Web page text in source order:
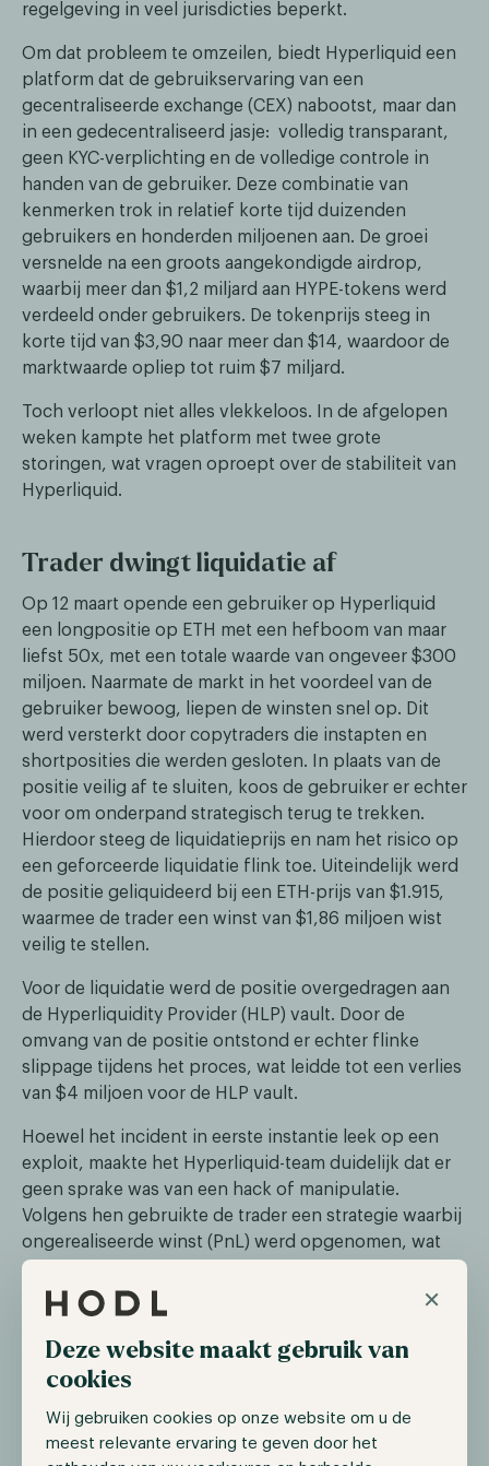
×
Deze website maakt gebruik van
cookies
Wij gebruiken cookies op onze website om u de
meest relevante ervaring te geven door het
regelgeving in veel jurisdicties beperkt.
Om dat probleem te omzeilen, biedt Hyperliquid een
platform dat de gebruikservaring van een
gecentraliseerde exchange (CEX) nabootst, maar dan
in een gedecentraliseerd jasje: volledig transparant,
geen KYC-verplichting en de volledige controle in
handen van de gebruiker. Deze combinatie van
kenmerken trok in relatief korte tijd duizenden
gebruikers en honderden miljoenen aan. De groei
versnelde na een groots aangekondigde airdrop,
waarbij meer dan $1,2 miljard aan HYPE-tokens werd
verdeeld onder gebruikers. De tokenprijs steeg in
korte tijd van $3,90 naar meer dan $14, waardoor de
marktwaarde opliep tot ruim $7 miljard.
Toch verloopt niet alles vlekkeloos. In de afgelopen
weken kampte het platform met twee grote
storingen, wat vragen oproept over de stabiliteit van
Hyperliquid.
Trader dwingt liquidatie af
Op 12 maart opende een gebruiker op Hyperliquid
een longpositie op ETH met een hefboom van maar
liefst 50x, met een totale waarde van ongeveer $300
miljoen. Naarmate de markt in het voordeel van de
gebruiker bewoog, liepen de winsten snel op. Dit
werd versterkt door copytraders die instapten en
shortposities die werden gesloten. In plaats van de
positie veilig af te sluiten, koos de gebruiker er echter
voor om onderpand strategisch terug te trekken.
Hierdoor steeg de liquidatieprijs en nam het risico op
een geforceerde liquidatie flink toe. Uiteindelijk werd
de positie geliquideerd bij een ETH-prijs van $1.915,
waarmee de trader een winst van $1,86 miljoen wist
veilig te stellen.
Voor de liquidatie werd de positie overgedragen aan
de Hyperliquidity Provider (HLP) vault. Door de
omvang van de positie ontstond er echter flinke
slippage tijdens het proces, wat leidde tot een verlies
van $4 miljoen voor de HLP vault.
Hoewel het incident in eerste instantie leek op een
exploit, maakte het Hyperliquid-team duidelijk dat er
geen sprake was van een hack of manipulatie.
Volgens hen gebruikte de trader een strategie waarbij
ongerealiseerde winst (PnL) werd opgenomen, wat
uiteindelijk leidde tot liquidatie doordat het marge-
niveau te ver daalde.
Hyperliquid schrapt Jelly-token na
Op 26 maart maakte een gebruiker misbruik van het